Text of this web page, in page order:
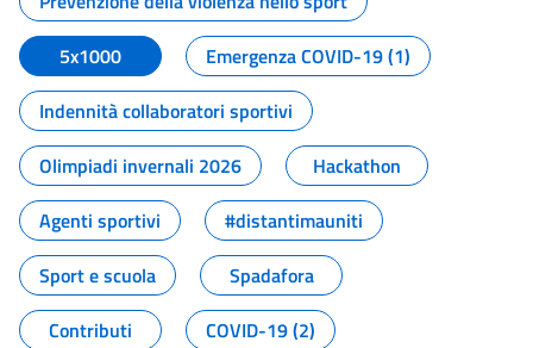
5x1000
Emergenza COVID-19 (1)
Indennità collaboratori sportivi
Olimpiadi invernali 2026
Hackathon
Agenti sportivi
#distantimauniti
Sport e scuola
Spadafora
Contributi
COVID-19 (2)